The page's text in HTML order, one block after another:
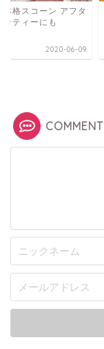
本格スコーン アフタ
ンティーにも
2020-06-09
COMMENT